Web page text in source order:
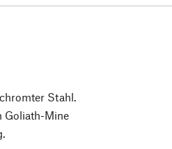
Stahl.
Goliath-Mine